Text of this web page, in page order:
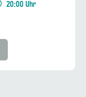
20:00 Uhr